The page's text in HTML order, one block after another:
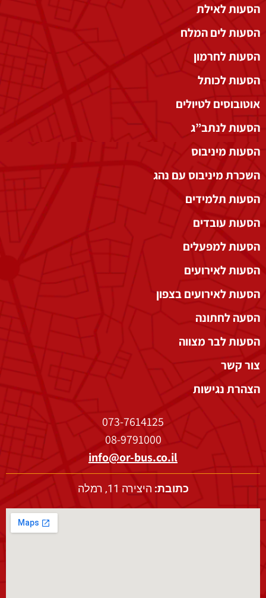
הסעות לאילת
הסעות לים המלח
הסעות לחרמון
הסעות לכותל
אוטובוסים לטיולים
הסעות לנתב”ג
הסעות מיניבוס
השכרת מיניבוס עם נהג
הסעות תלמידים
הסעות עובדים
הסעות למפעלים
הסעות לאירועים
הסעות לאירועים בצפון
הסעה לחתונה
הסעות לבר מצווה
צור קשר
הצהרת נגישות
073-7614125
08-9791000
info@or-bus.co.il
כתובת: היצירה 11, רמלה